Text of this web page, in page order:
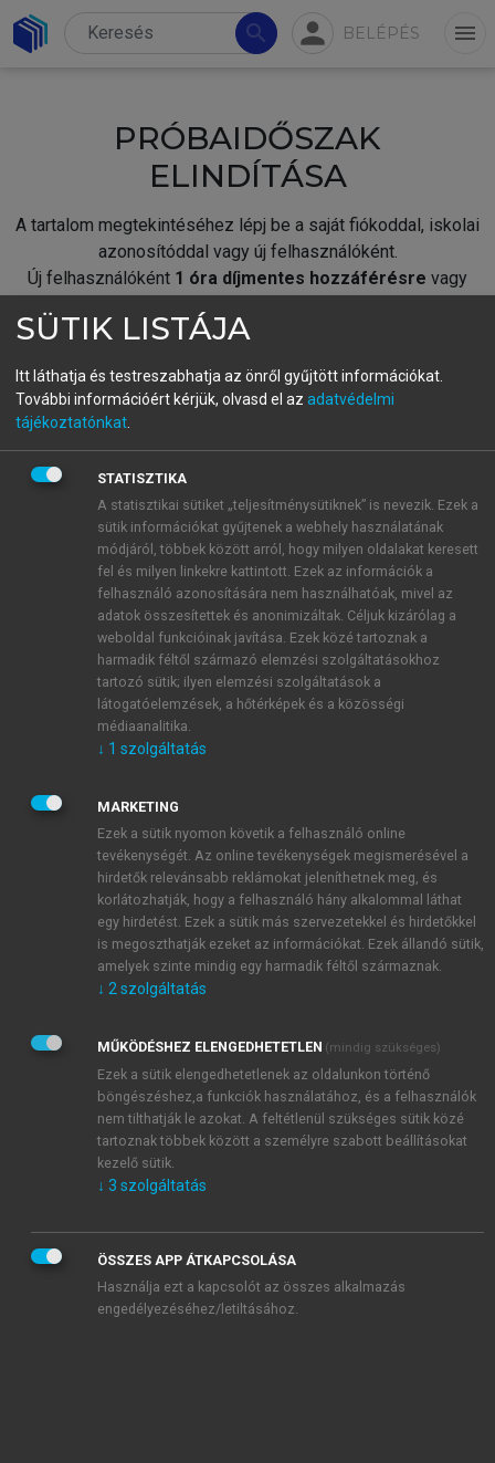
search person BELÉPÉS menu
PRÓBAIDŐSZAK
ELINDÍTÁSA
A tartalom megtekintéséhez lépj be a saját fiókoddal, iskolai
azonosítóddal vagy új felhasználóként.
Új felhasználóként 1 óra díjmentes hozzáférésre vagy
fiókoddal,vagy hozz létre új fiókot.
A regisztráció után apróbaidőszakautomatikusan
BELÉPÉS SAJÁT FIÓKKAL
ÚJ FIÓK LÉTREHOZÁSA
1 óra díjmentes hozzáférés
E-MAIL-CÍM
JELSZÓ
JELSZÓ ÚJRA
Kérek értesítést a MeRSZ újdonságairól, akcióiról.
Kérek értesítést az Akadémiai Kiadó Zrt. újdonságairól,
Adatkezelési tájékoztatóbanfoglaltakat tudomásul
veszem és elfogadom.
Általános vásárlási feltételeket, valamint a szotar.netés a
mersz.huoldalak licencszerződéseiben foglaltakat
tudomásul veszem és elfogadom.
KIPRÓBÁLOM
SÜTIK LISTÁJA
Itt láthatja és testreszabhatja az önről gyűjtött információkat.
További információért kérjük, olvasd el az adatvédelmi
tájékoztatónkat
STATISZTIKA
A statisztikai sütiket „teljesítménysütiknek” is nevezik. Ezek a
sütik információkat gyűjtenek a webhely használatának
módjáról, többek között arról, hogy milyen oldalakat keresett
fel és milyen linkekre kattintott. Ezek az információk a
felhasználó azonosítására nem használhatóak, mivel az
adatok összesítettek és anonimizáltak. Céljuk kizárólag a
weboldal funkcióinak javítása. Ezek közé tartoznak a
harmadik féltől származó elemzési szolgáltatásokhoz
tartozó sütik; ilyen elemzési szolgáltatások a
látogatóelemzések, a hőtérképek és a közösségi
médiaanalitika.
↓ 1 szolgáltatás
MARKETING
Ezek a sütik nyomon követik a felhasználó online
tevékenységét. Az online tevékenységek megismerésével a
hirdetők relevánsabb reklámokat jeleníthetnek meg, és
korlátozhatják, hogy a felhasználó hány alkalommal láthat
egy hirdetést. Ezek a sütik más szervezetekkel és hirdetőkkel
is megoszthatják ezeket az információkat. Ezek állandó sütik,
amelyek szinte mindig egy harmadik féltől származnak.
↓ 2 szolgáltatás
MŰKÖDÉSHEZ ELENGEDHETETLEN (mindig szükséges)
Ezek a sütik elengedhetetlenek az oldalunkon történő
böngészéshez,a funkciók használatához, és a felhasználók
nem tilthatják le azokat. A feltétlenül szükséges sütik közé
tartoznak többek között a személyre szabott beállításokat
kezelő sütik.
↓ 3 szolgáltatás
ÖSSZES APP ÁTKAPCSOLÁSA
Használja ezt a kapcsolót az összes alkalmazás
engedélyezéséhez/letiltásához.